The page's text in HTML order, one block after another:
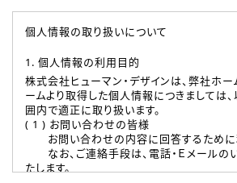
個人情報の取り扱いについて
1. 個人情報の利用目的
株式会社ヒューマン・デザインは、弊社ホ
ームより取得した個人情報につきましては
囲内で適正に取り扱います。
( 1 ) お問い合わせの皆様
お問い合わせの内容に回答するために
なお、ご連絡手段は、電話・Ｅメールの
たします。